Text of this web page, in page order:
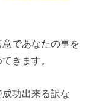
であなたの事を
きます。
功出来る訳な